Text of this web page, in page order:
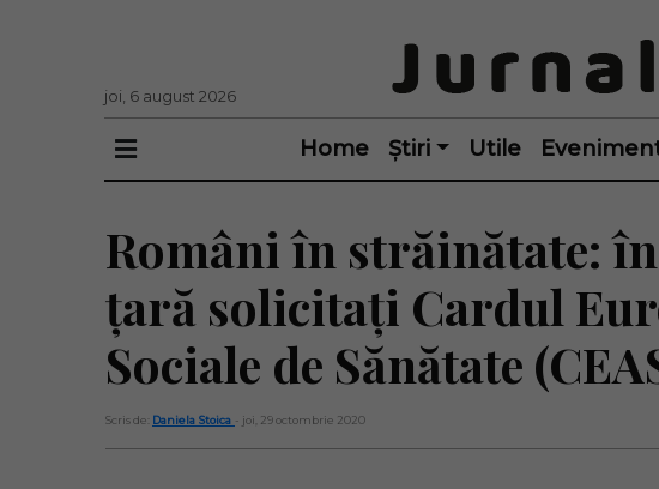
joi, 6 august 2026
Home Știri Utile
Români în străinătate:
țară solicitați Cardul
Sociale de Sănătate
Scris de: Daniela Stoica - joi, 29 octombrie 2020